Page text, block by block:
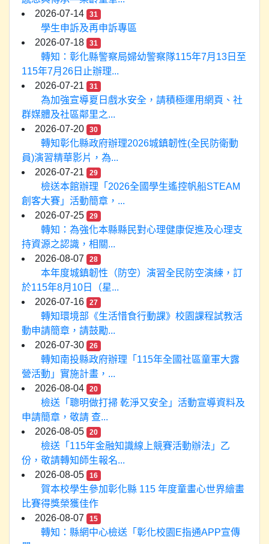
2026-07-14
31
學生申訴及再申訴專區
2026-07-18
31
轉知：彰化縣警察局婦幼警察隊115年7月13日至
115年7月26日止辦理...
2026-07-21
31
為加強宣導夏日戲水安全，請積極運用網頁、社
群媒體及社區鄰里之...
2026-07-20
30
轉知彰化縣政府辦理2026城鎮韌性(全民防衛動
員)演習精華影片，為...
2026-07-21
29
檢送本館辦理「2026全國學生遙控帆船STEAM
創客大賽」活動簡章，...
2026-07-25
29
轉知：為強化本縣縣民對心理健康促進及心理支
持資源之認識，相關...
2026-08-07
28
本年度城鎮韌性（防空）演習全民防空演練，訂
於115年8月10日（星...
2026-07-16
27
轉知環境部《生活惜食行動課》校園課程試教活
動申請簡章，請鼓勵...
2026-07-30
26
轉知南投縣政府辦理「115年全國社區童軍大露
營活動」實施計畫，...
2026-08-04
20
檢送「聰明做打掃 乾淨又安全」活動宣導資料及
申請簡章，敬請 查...
2026-08-05
20
檢送「115年金融知識線上競賽活動辦法」乙
份，敬請轉知師生報名...
2026-08-05
16
賀本校學生參加彰化縣 115 年度童畫心世界繪畫
比賽得獎榮獲佳作
2026-08-07
15
轉知：縣網中心檢送「彰化校園E指通APP宣傳